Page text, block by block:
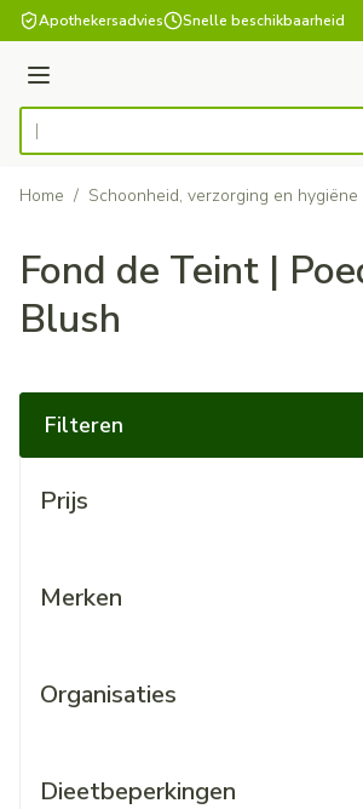
Ga naar de inhoud
Apothekersadvies Snelle beschikbaarheid
Menu
Product, merk, categorie...
Home / Schoonheid, verzorging en hygiëne
Fond de Teint |
Blush
Filteren
Prijs
Merken
Organisaties
Dieetbeperkingen